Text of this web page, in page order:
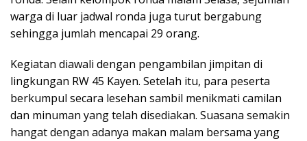
warga di luar jadwal ronda juga turut bergabung
sehingga jumlah mencapai 29 orang.
Kegiatan diawali dengan pengambilan jimpitan di
lingkungan RW 45 Kayen. Setelah itu, para peserta
berkumpul secara lesehan sambil menikmati camilan
dan minuman yang telah disediakan. Suasana semakin
hangat dengan adanya makan malam bersama yang